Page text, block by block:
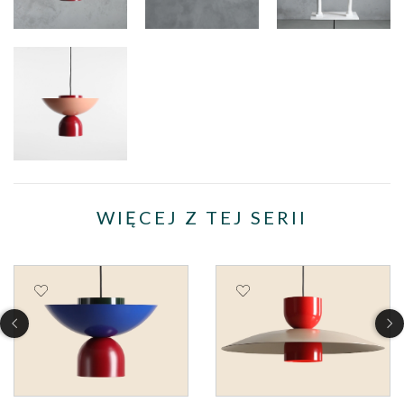
WIĘCEJ Z TEJ SERII